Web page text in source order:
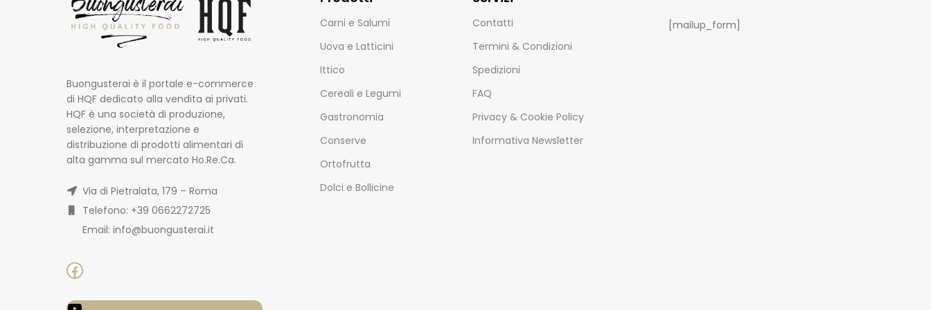
Buongusterai è il portale e-commerce
di HQF dedicato alla vendita ai privati.
HQF è una società di produzione,
selezione, interpretazione e
distribuzione di prodotti alimentari di
alta gamma sul mercato Ho.Re.Ca.
Via di Pietralata, 179 – Roma
Telefono: +39 0662272725
Email: info@buongusterai.it
Carni e Salumi
Uova e Latticini
Ittico
Cereali e Legumi
Gastronomia
Conserve
Ortofrutta
Dolci e Bollicine
Contatti
Termini & Condizioni
Spedizioni
FAQ
Privacy & Cookie Policy
Informativa Newsletter
[mailup_form]